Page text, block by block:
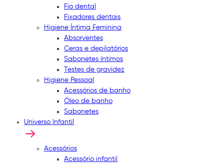
Fio dental
Fixadores dentais
Higiene Íntima Feminina
Absorventes
Ceras e depilatórios
Sabonetes íntimos
Testes de gravidez
Higiene Pessoal
Acessórios de banho
Óleo de banho
Sabonetes
Universo Infantil
Acessórios
Acessório infantil